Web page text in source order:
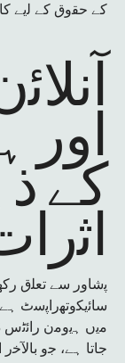
ﮐﮯ ﺣﻘوق ﮐﮯ ﻟﯾﮯ
اور
ﮐﮯ
ﭘﺷﺎور ﺳﮯ ﺗﻌﻠق
ﺳﺎﺋﯾﮑوﺗﮭراﭘﺳٹ
ﻣﯾں ﮨﯾوﻣن راﺋﭨس
ﺟﺎﺗﺎ ﮨﮯ، ﺟو